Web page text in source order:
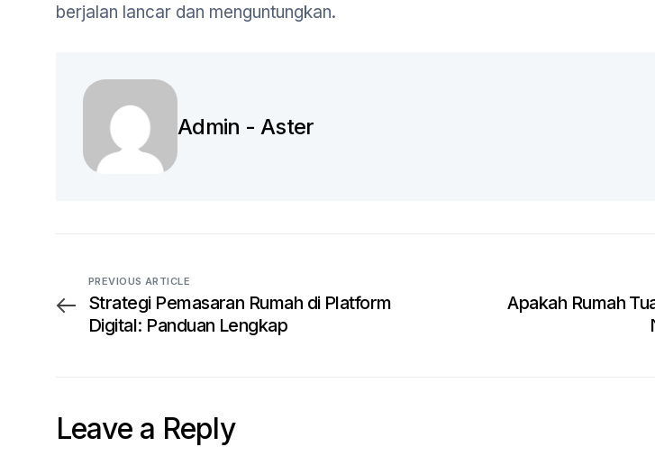
berjalan lancar dan menguntungkan.
Admin - Aster
PREVIOUS ARTICLE
Strategi Pemasaran Rumah di Platform
Digital: Panduan Lengkap
Apakah Rumah
Leave a Reply